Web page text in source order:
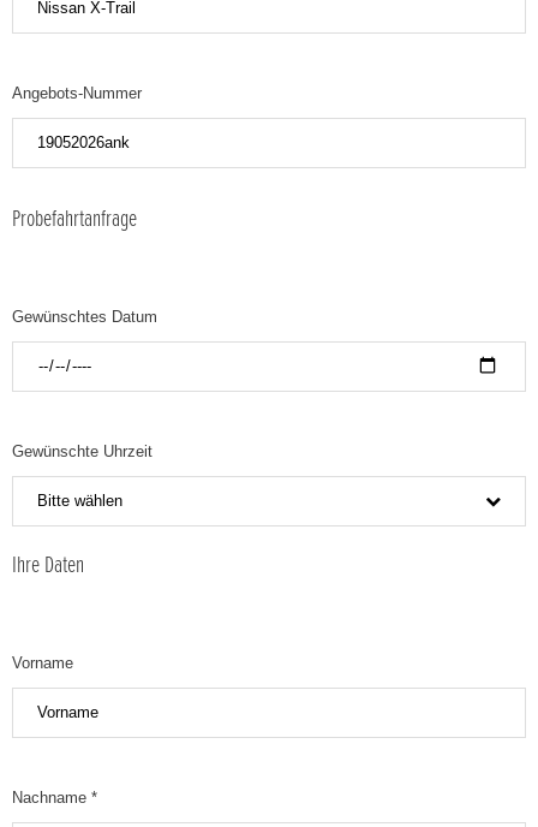
Angebots-Nummer
Probefahrtanfrage
Gewünschtes Datum
Gewünschte Uhrzeit
Bitte wählen
Ihre Daten
Vorname
Nachname *